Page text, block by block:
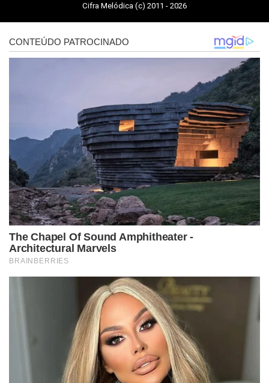
Cifra Melódica (c) 2011 - 2026